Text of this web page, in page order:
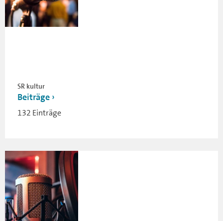
SR kultur
Beiträge
132 Einträge